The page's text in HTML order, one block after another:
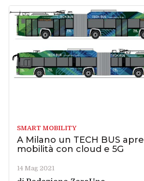
SMART MOBILITY
A Milano un TECH BUS
mobilità con cloud e 5G
14 Mag 2021